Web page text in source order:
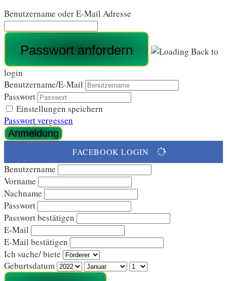
Benutzername oder E-Mail Adresse
Back to
login
Benutzername/E-Mail
Passwort
Einstellungen speichern
Passwort vergessen
FACEBOOK LOGIN
Benutzername
Vorname
Nachname
Passwort
Passwort bestätigen
E-Mail
E-Mail bestätigen
Ich suche/ biete
Geburtsdatum